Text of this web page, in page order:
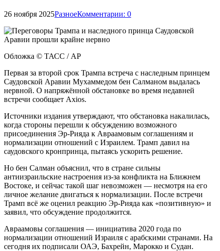
26 ноября 2025РазноеКомментарии: 0
Обложка © ТАСС / AP
Первая за второй срок Трампа встреча с наследным принцем
Саудовской Аравии Мухаммедом бен Салманом выдалась
нервной. О напряжённой обстановке во время недавней
встречи сообщает Axios.
Источники издания утверждают, что обстановка накалилась,
когда стороны перешли к обсуждению возможного
присоединения Эр-Рияда к Авраамовым соглашениям и
нормализации отношений с Израилем. Трамп давил на
саудовского кронпринца, пытаясь ускорить решение.
Но бен Салман объяснил, что в стране сильны
антиизраильские настроения из-за конфликта на Ближнем
Востоке, и сейчас такой шаг невозможен — несмотря на его
личное желание двигаться к нормализации. После встречи
Трамп всё же оценил реакцию Эр-Рияда как «позитивную» и
заявил, что обсуждение продолжится.
Авраамовы соглашения — инициатива 2020 года по
нормализации отношений Израиля с арабскими странами. На
сегодня их подписали ОАЭ, Бахрейн, Марокко и Судан.